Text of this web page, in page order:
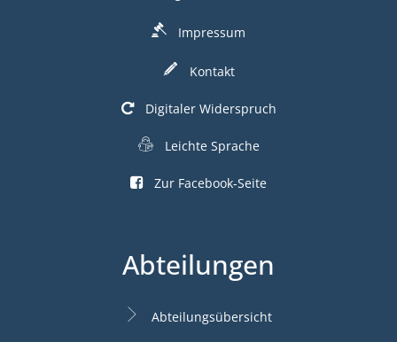
Impressum
Kontakt
Digitaler Widerspruch
Leichte Sprache
Zur Facebook-Seite
Abteilungen
Abteilungsübersicht